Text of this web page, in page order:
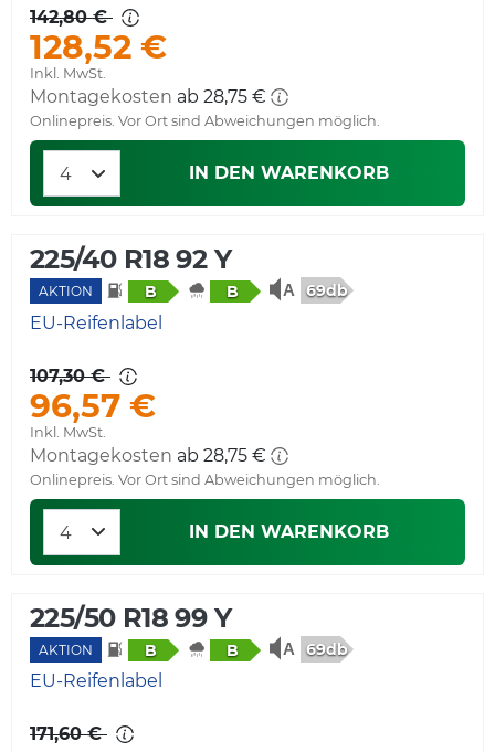
142,80 €
128,52 €
Inkl. MwSt.
Montagekosten ab 28,75 €
Onlinepreis. Vor Ort sind Abweichungen möglich.
IN DEN WARENKORB
225/40 R18 92 Y
AKTION B B 69db
EU-Reifenlabel
107,30 €
96,57 €
Inkl. MwSt.
Montagekosten ab 28,75 €
Onlinepreis. Vor Ort sind Abweichungen möglich.
IN DEN WARENKORB
225/50 R18 99 Y
AKTION B B 69db
EU-Reifenlabel
171,60 €